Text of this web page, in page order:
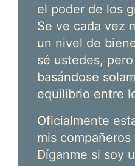
el poder de los
Se ve cada vez
un nivel de
sé ustedes,
basándose
equilibrio entre
Oficialmente
mis
Díganme si soy